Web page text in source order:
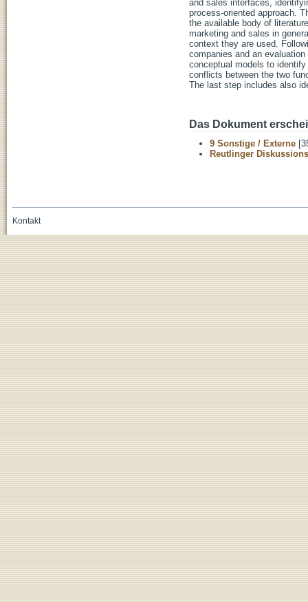
and sales interfaces,
process-oriented approach.
the available body of
marketing and sales in
context they are used.
companies and an
conceptual models to
conflicts between the two
The last step includes also
Das Dokument
9 Sonstige / Externe
Reutlinger
Kontakt